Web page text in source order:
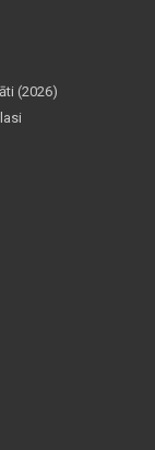
(2026)